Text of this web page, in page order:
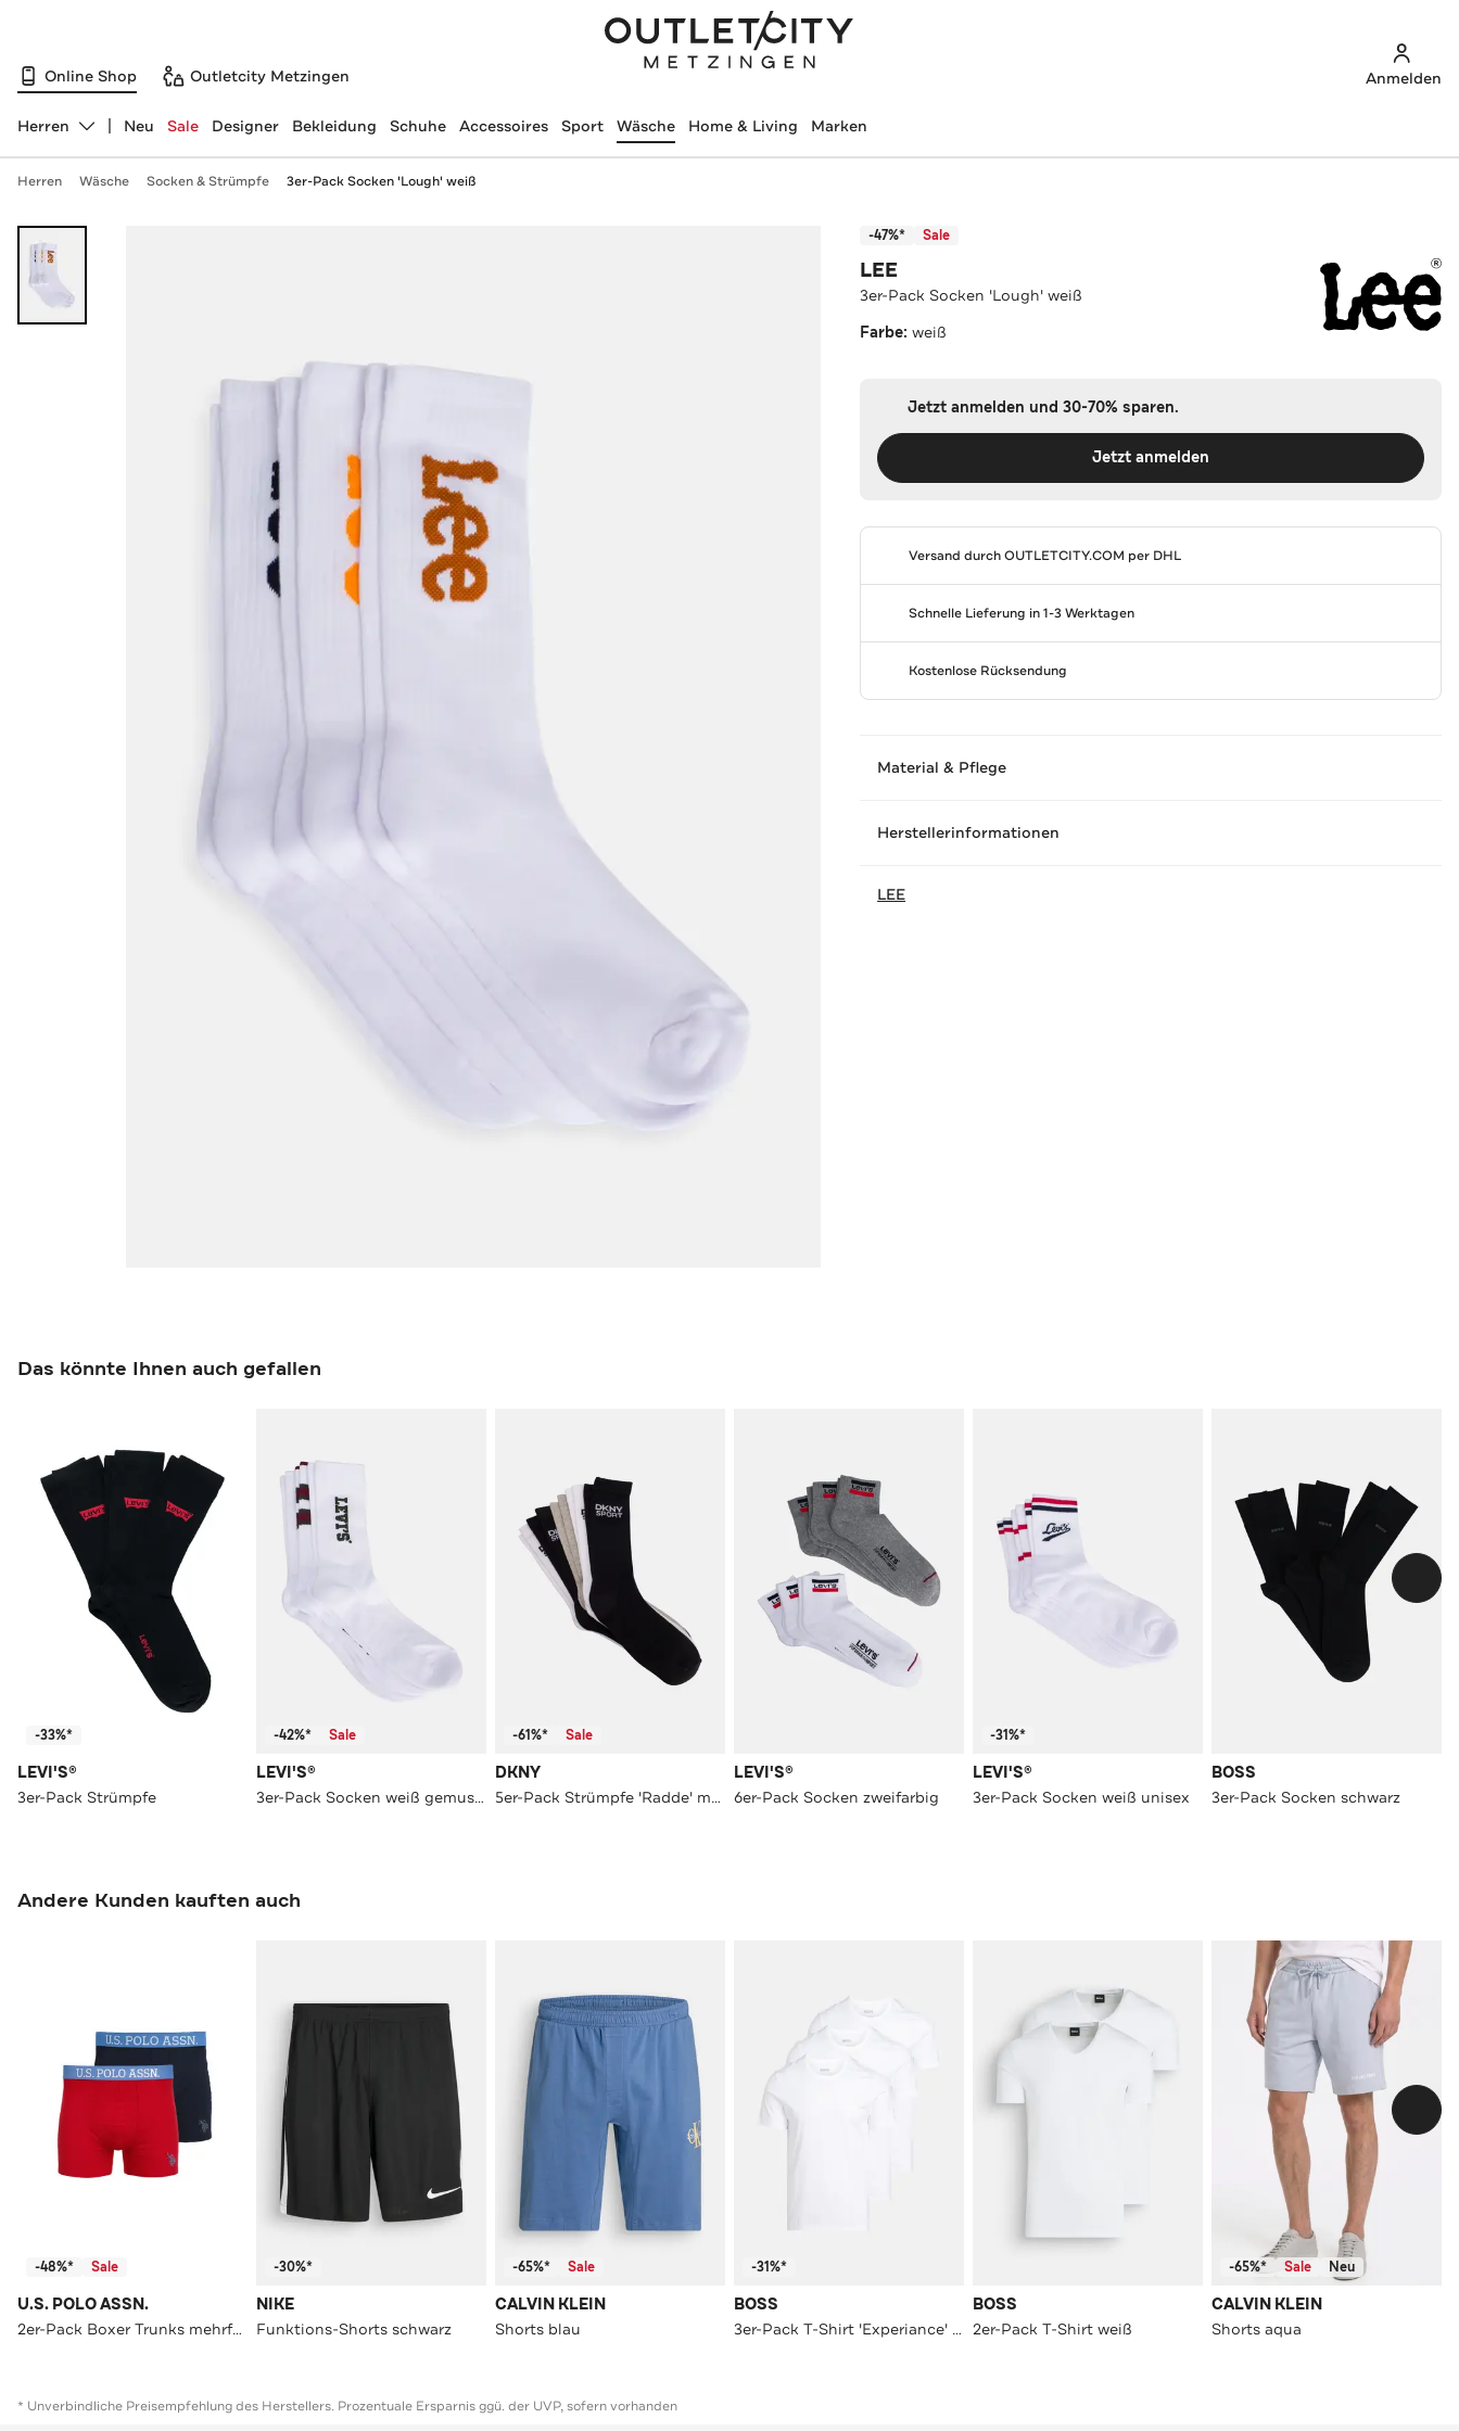
Online Shop Outletcity Metzingen Anmelden
Abteilung ändern, ausgewählt:
Herren Neu Sale Designer Bekleidung Schuhe Accessoires Sport Wäsche Home & Living Marken
Herren Wäsche Socken & Strümpfe 3er-Pack Socken 'Lough' weiß
-47%* Sale
LEE
3er-Pack Socken 'Lough' weiß
Farbe:weiß
Jetzt anmelden und 30-70% sparen.
Jetzt anmelden
Versand durchOUTLETCITY.COM per DHL
Schnelle Lieferung in 1-3 Werktagen
Kostenlose Rücksendung
Material & Pflege
Herstellerinformationen
LEE
Das könnte Ihnen auch gefallen
-33%*
LEVI'S®
3er-Pack Strümpfe
-42%* Sale
LEVI'S®
3er-Pack Socken weiß gemustert
-61%* Sale
DKNY
5er-Pack Strümpfe 'Radde' mehrfarbig
LEVI'S®
6er-Pack Socken zweifarbig
-31%*
LEVI'S®
3er-Pack Socken weiß unisex
BOSS
3er-Pack Socken schwarz
Andere Kunden kauften auch
-48%* Sale
U.S. POLO ASSN.
2er-Pack Boxer Trunks mehrfarbig
-30%*
NIKE
Funktions-Shorts schwarz
-65%* Sale
CALVIN KLEIN
Shorts blau
-31%*
BOSS
3er-Pack T-Shirt 'Experiance' weiß
BOSS
2er-Pack T-Shirt weiß
-65%* Sale Neu
CALVIN KLEIN
Shorts aqua
* Unverbindliche Preisempfehlung des Herstellers. Prozentuale Ersparnis ggü. der UVP, sofern vorhanden